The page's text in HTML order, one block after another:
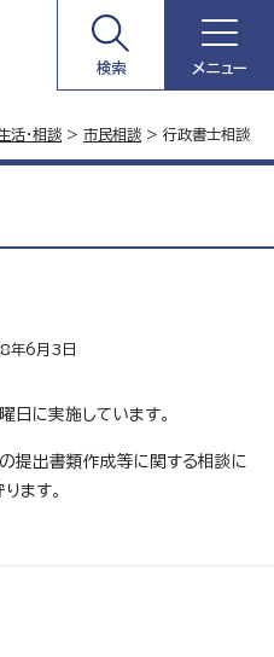
検索 メニュー
活・相談 > 市民相談 > 行政書士相談
年6月3日
日に実施しています。
提出書類作成等に関する相談に
ます。